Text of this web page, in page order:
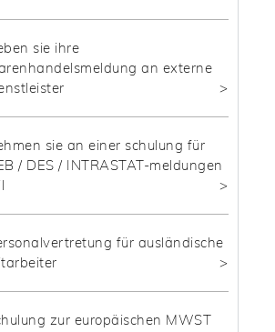
sie ihre
an externe
sie an einer schulung für
/ DES / INTRASTAT-meldungen
für ausländische
zur europäischen MWST